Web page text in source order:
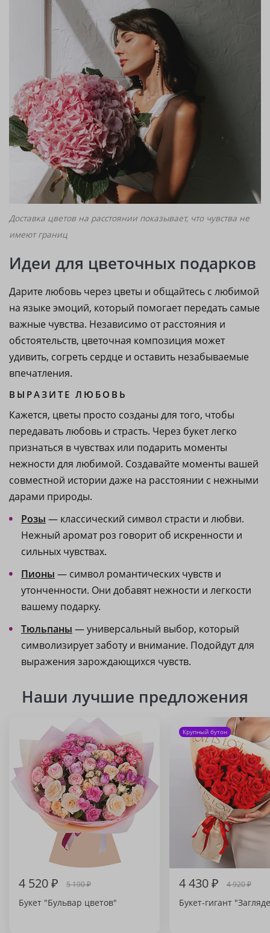
Доставка цветов на расстоянии показывает, что чувства не
имеют границ
Идеи для цветочных подарков
Дарите любовь через цветы и общайтесь с любимой
на языке эмоций, который помогает передать самые
важные чувства. Независимо от расстояния и
обстоятельств, цветочная композиция может
удивить, согреть сердце и оставить незабываемые
впечатления.
ВЫРАЗИТЕ ЛЮБОВЬ
Кажется, цветы просто созданы для того, чтобы
передавать любовь и страсть. Через букет легко
признаться в чувствах или подарить моменты
нежности для любимой. Создавайте моменты вашей
совместной истории даже на расстоянии с нежными
дарами природы.
Розы — классический символ страсти и любви.
Нежный аромат роз говорит об искренности и
сильных чувствах.
Пионы — символ романтических чувств и
утонченности. Они добавят нежности и легкости
вашему подарку.
Тюльпаны — универсальный выбор, который
символизирует заботу и внимание. Подойдут для
выражения зарождающихся чувств.
Наши лучшие предложения
4 520 ₽ 5 190 ₽
Букет "Бульвар цветов"
Крупный бутон
4 430 ₽ 4 920 ₽
Букет-гигант